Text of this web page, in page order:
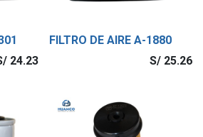
24.23
FILTRO DE AIRE A-1880
S/ 25.26